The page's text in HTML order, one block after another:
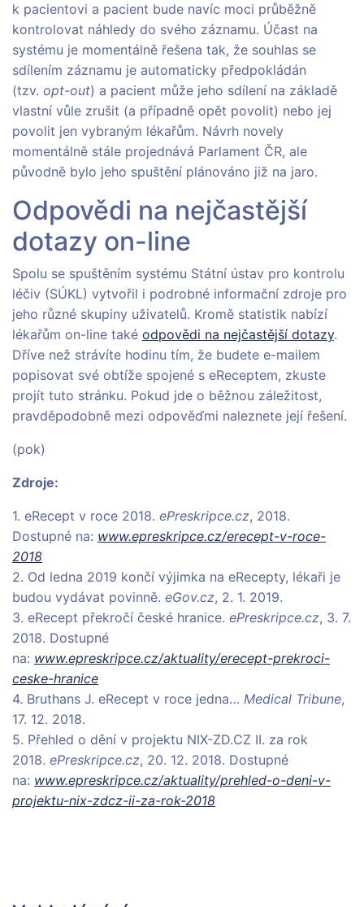
k pacientovi a pacient bude navíc moci průběžně
kontrolovat náhledy do svého záznamu. Účast na
systému je momentálně řešena tak, že souhlas se
sdílením záznamu je automaticky předpokládán
(tzv. opt-out) a pacient může jeho sdílení na základě
vlastní vůle zrušit (a případně opět povolit) nebo jej
povolit jen vybraným lékařům. Návrh novely
momentálně stále projednává Parlament ČR, ale
původně bylo jeho spuštění plánováno již na jaro.
Odpovědi na nejčastější
dotazy on-line
Spolu se spuštěním systému Státní ústav pro kontrolu
léčiv (SÚKL) vytvořil i podrobné informační zdroje pro
jeho různé skupiny uživatelů. Kromě statistik nabízí
lékařům on-line také odpovědi na nejčastější dotazy.
Dříve než strávíte hodinu tím, že budete e-mailem
popisovat své obtíže spojené s eReceptem, zkuste
projít tuto stránku. Pokud jde o běžnou záležitost,
pravděpodobně mezi odpověďmi naleznete její řešení.
(pok)
Zdroje:
1. eRecept v roce 2018. ePreskripce.cz, 2018.
Dostupné na: www.epreskripce.cz/erecept-v-roce-
2018
2. Od ledna 2019 končí výjimka na eRecepty, lékaři je
budou vydávat povinně. eGov.cz, 2. 1. 2019.
3. eRecept překročí české hranice. ePreskripce.cz, 3. 7.
2018. Dostupné
na: www.epreskripce.cz/aktuality/erecept-prekroci-
ceske-hranice
4. Bruthans J. eRecept v roce jedna… Medical Tribune,
17. 12. 2018.
5. Přehled o dění v projektu NIX-ZD.CZ II. za rok
2018. ePreskripce.cz, 20. 12. 2018. Dostupné
na: www.epreskripce.cz/aktuality/prehled-o-deni-v-
projektu-nix-zdcz-ii-za-rok-2018